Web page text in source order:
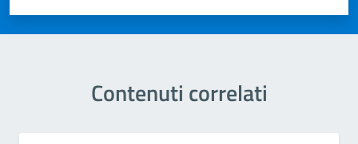
Valuta 5 stelle su 5
Valuta 4 stelle su 5
Valuta 3 stelle su 5
Valuta 2 stelle su 5
Valuta 1 stelle su 5
Contenuti correlati